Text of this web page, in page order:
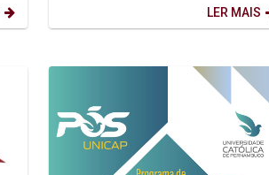
estudante Isabel Santos e...LER MAIS